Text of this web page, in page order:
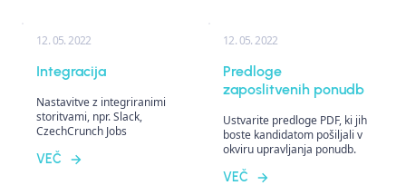
12. 05. 2022
Integracija
Nastavitve z integriranimi
storitvami, npr. Slack,
CzechCrunch Jobs
VEČ
12. 05. 2022
Predloge
zaposlitvenih ponudb
Ustvarite predloge PDF, ki jih
boste kandidatom pošiljali v
okviru upravljanja ponudb.
VEČ